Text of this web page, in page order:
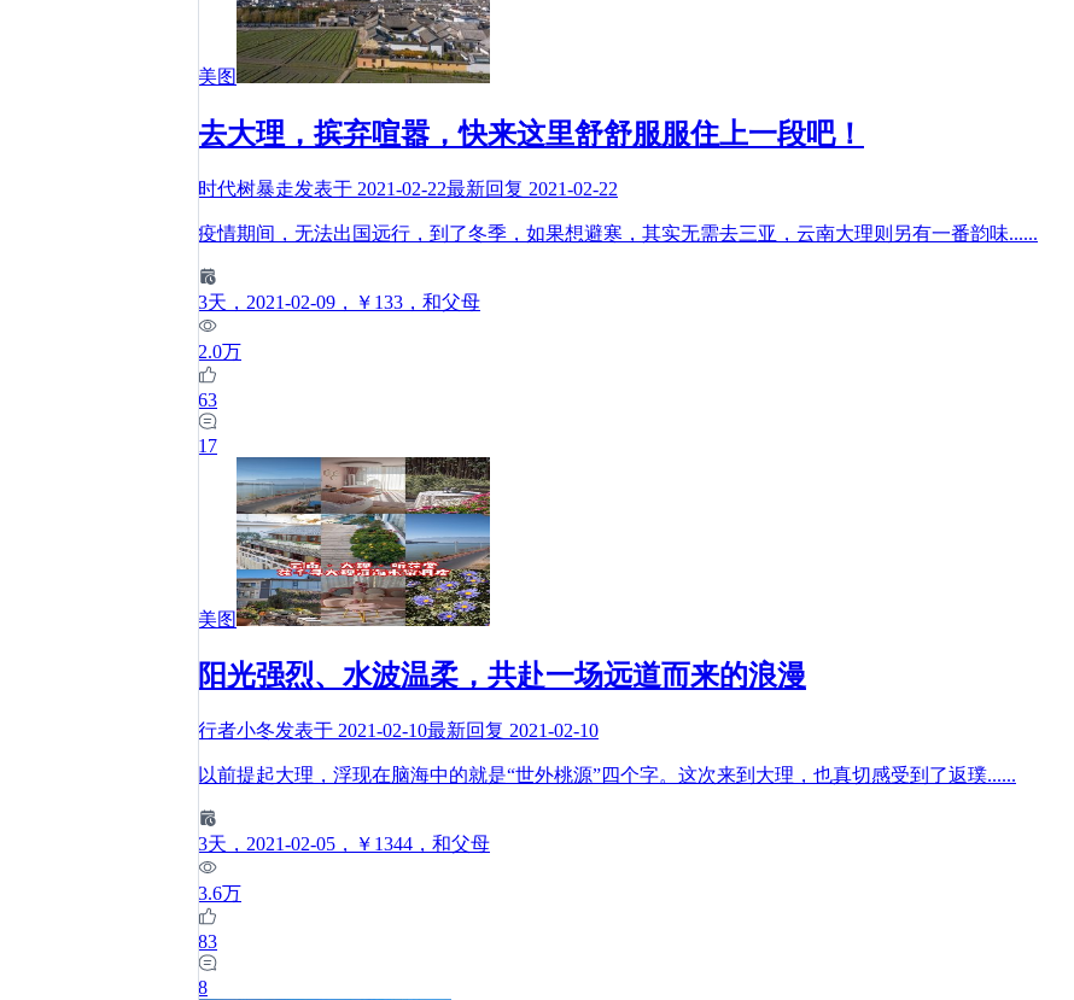
美图
去大理，摈弃喧嚣，快来这里舒舒服服住上一段吧！
时代树暴走发表于 2021-02-22最新回复 2021-02-22
疫情期间，无法出国远行，到了冬季，如果想避寒，其实无需去三亚，云南大理则另有一番韵味......
3天 ，2021-02-09 ，￥133 ，和父母
2.0万
63
17
美图
阳光强烈、水波温柔，共赴一场远道而来的浪漫
行者小冬发表于 2021-02-10最新回复 2021-02-10
以前提起大理，浮现在脑海中的就是“世外桃源”四个字。这次来到大理，也真切感受到了返璞......
3天 ，2021-02-05 ，￥1344 ，和父母
3.6万
83
8